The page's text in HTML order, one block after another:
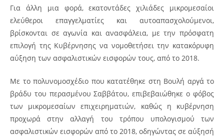
Για άλλη μια φορά, εκατοντάδες χιλιάδες μικρομεσαίοι
ελεύθεροι επαγγελματίες και αυτοαπασχολούμενοι,
βρίσκονται σε αγωνία και ανασφάλεια, με την πρόσφατη
επιλογή της Κυβέρνησης να νομοθετήσει την κατακόρυφη
αύξηση των ασφαλιστικών εισφορών τους, από το 2018.
Με το πολυνομοσχέδιο που κατατέθηκε στη Βουλή αργά το
βράδυ του περασμένου Σαββάτου, επιβεβαιώθηκε ο φόβος
των μικρομεσαίων επιχειρηματιών, καθώς η κυβέρνηση
προχωρά στην αλλαγή του τρόπου υπολογισμού των
ασφαλιστικών εισφορών από το 2018, οδηγώντας σε αύξησή